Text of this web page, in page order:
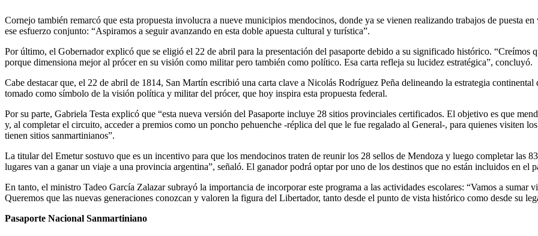
Cornejo también remarcó que esta propuesta involucra a nueve municipios mendocinos, donde ya se vienen realizando trabajos de puesta
ese esfuerzo conjunto: “Aspiramos a seguir avanzando en esta doble apuesta cultural y turística”.
Por último, el Gobernador explicó que se eligió el 22 de abril para la presentación del pasaporte debido a su significado histórico. “Creímos
porque dimensiona mejor al prócer en su visión como militar pero también como político. Esa carta refleja su lucidez estratégica”, concluyó.
Cabe destacar que, el 22 de abril de 1814, San Martín escribió una carta clave a Nicolás Rodríguez Peña delineando la estrategia
tomado como símbolo de la visión política y militar del prócer, que hoy inspira esta propuesta federal.
Por su parte, Gabriela Testa explicó que “esta nueva versión del Pasaporte incluye 28 sitios provinciales certificados. El objetivo es que
y, al completar el circuito, acceder a premios como un poncho pehuenche -réplica del que le fue regalado al General-, para quienes visiten
tienen sitios sanmartinianos”.
La titular del Emetur sostuvo que es un incentivo para que los mendocinos traten de reunir los 28 sellos de Mendoza y luego completar las
lugares van a ganar un viaje a una provincia argentina”, señaló. El ganador podrá optar por uno de los destinos que no están incluidos en el
En tanto, el ministro Tadeo García Zalazar subrayó la importancia de incorporar este programa a las actividades escolares: “Vamos a sumar
Queremos que las nuevas generaciones conozcan y valoren la figura del Libertador, tanto desde el punto de vista histórico como desde su
Pasaporte Nacional Sanmartiniano